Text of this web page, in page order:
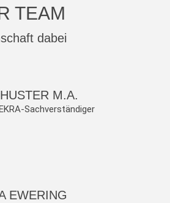
TEAM
dabei
M.A.
Sachverständiger
EWERING